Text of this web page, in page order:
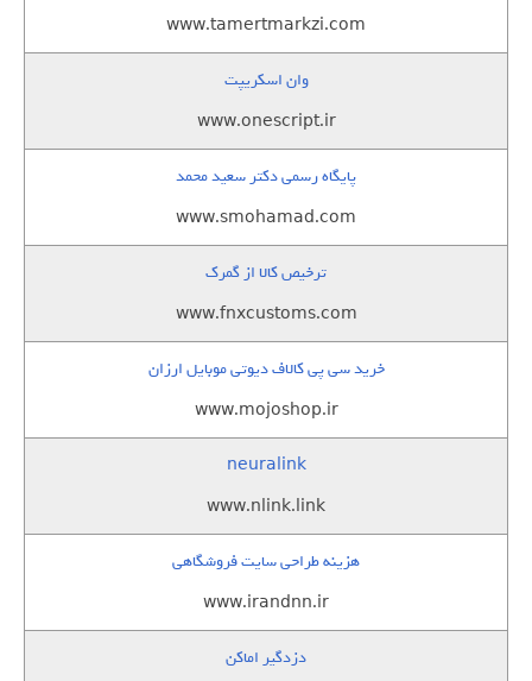
www.tamertmarkzi.com
وان اسکریپت
www.onescript.ir
پایگاه رسمی دکتر سعید محمد
www.smohamad.com
ترخیص کالا از گمرک
www.fnxcustoms.com
خرید سی پی کالاف دیوتی موبایل ارزان
www.mojoshop.ir
neuralink
www.nlink.link
هزینه طراحی سایت فروشگاهی
www.irandnn.ir
دزدگیر اماکن